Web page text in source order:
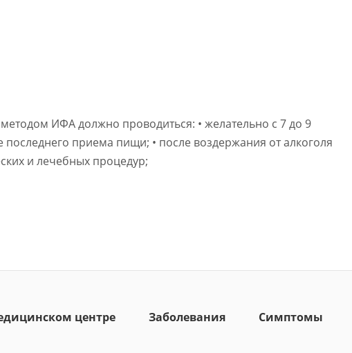
ИФА должно проводиться: • желательно с 7 до 9
последнего приема пищи; • после воздержания от алкоголя
и лечебных процедур;
центре Заболевания Симптомы